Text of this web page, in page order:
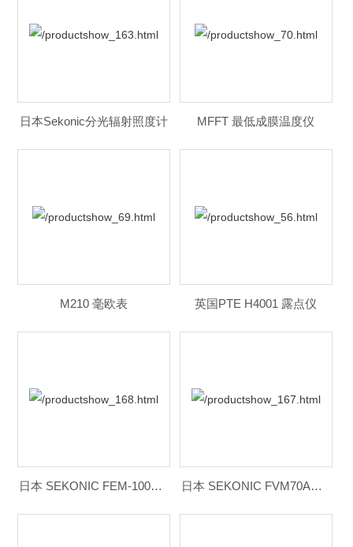
日本Sekonic分光辐射照度计 MFFT 最低成膜温度仪
M210 毫欧表 英国PTE H4001 露点仪
日本 SEKONIC FEM-1000V在线粘度计 日本 SEKONIC FVM70A在线粘度计